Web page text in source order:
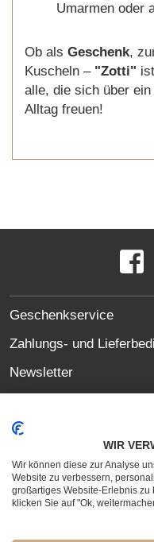
Umarmen oder
Ob als Geschenk,
Kuscheln – "Zotti"
alle, die sich über
Alltag freuen!
LINKS
SITE
LINKS
Geschenkservice
Zahlungs- und
Newsletter
Datenschutzerklärung
Erklärung zur
Widerrufsrecht
WIR
Wir können diese zur Analyse
Website zu verbessern,
großartiges Website-Erlebnis zu
klicken Sie auf "Ok,